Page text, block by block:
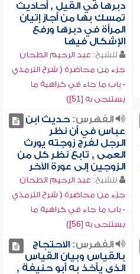
دبرها في القيل , أحاديث
تمسك بها من أجاز إتيان
المرأة في دبرها ورفع
الإشكال فيها
للشيخ: عبد الرحيم الطحان
جزء من محاضرة ( شرح الترمذي
- باب ما جاء في كراهية ما
يستنجى به [51])
الفهرس:حديث ابن
عباس في أن نظر
الرجل لفرج زوجته يورث
العمى , تابع نظر كل من
الزوجين إلى عورة الآخر
للشيخ: عبد الرحيم الطحان
جزء من محاضرة ( شرح الترمذي
- باب ما جاء في كراهية ما
يستنجى به [56])
الفهرس:الاحتجاج
بالقياس وبيان القياس
الذي يأخذ به أبو حنيفة ,